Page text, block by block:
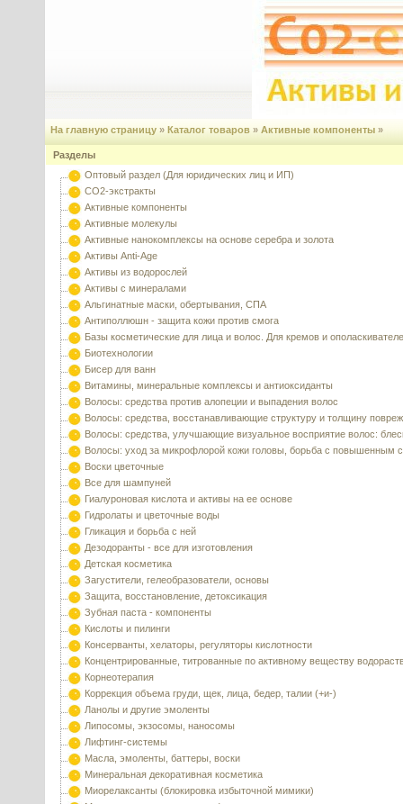
На главную страницу » Каталог товаров » Активные компоненты »
Разделы
Оптовый раздел (Для юридических лиц и ИП)
CO2-экстракты
Активные компоненты
Активные молекулы
Активные нанокомплексы на основе серебра и золота
Активы Anti-Age
Активы из водорослей
Активы с минералами
Альгинатные маски, обертывания, СПА
Антиполлюшн - защита кожи против смога
Базы косметические для лица и волос. Для кремов и
Биотехнологии
Бисер для ванн
Витамины, минеральные комплексы и антиоксиданты
Волосы: средства против алопеции и выпадения волос
Волосы: средства, восстанавливающие структуру и толщину
Волосы: средства, улучшающие визуальное восприятие волос:
Волосы: уход за микрофлорой кожи головы, борьба с повышенным
Воски цветочные
Все для шампуней
Гиалуроновая кислота и активы на ее основе
Гидролаты и цветочные воды
Гликация и борьба с ней
Дезодоранты - все для изготовления
Детская косметика
Загустители, гелеобразователи, основы
Защита, восстановление, детоксикация
Зубная паста - компоненты
Кислоты и пилинги
Консерванты, хелаторы, регуляторы кислотности
Концентрированные, титрованные по активному веществу
Корнеотерапия
Коррекция объема груди, щек, лица, бедер, талии (+и-)
Ланолы и другие эмоленты
Липосомы, экзосомы, наносомы
Лифтинг-системы
Масла, эмоленты, баттеры, воски
Минеральная декоративная косметика
Миорелаксанты (блокировка избыточной мимики)